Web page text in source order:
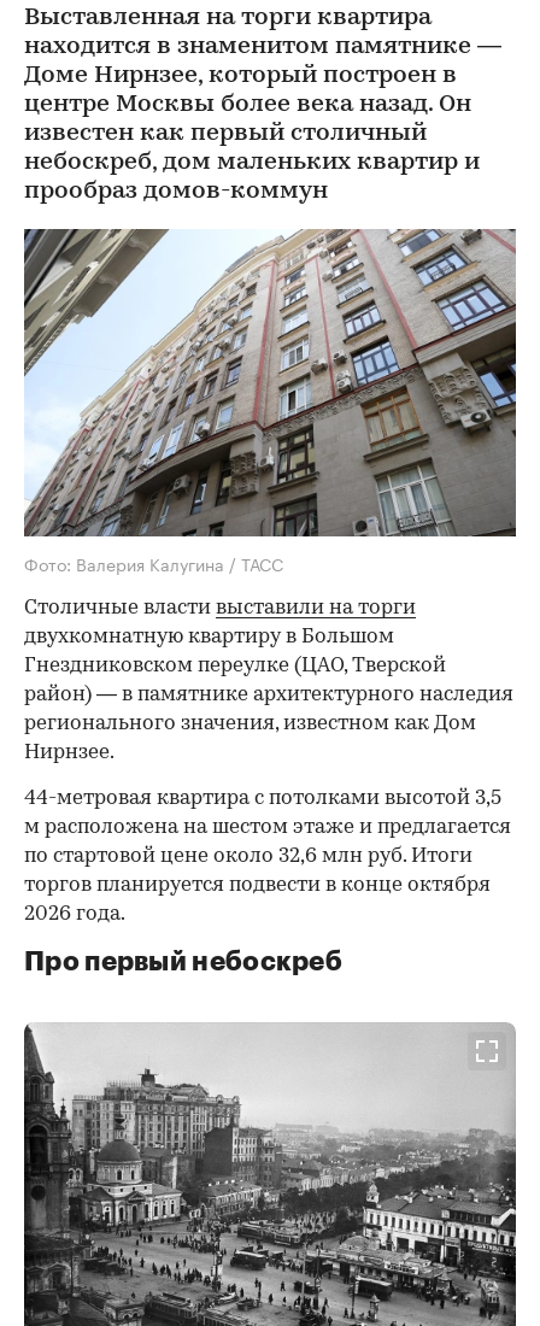
Выставленная на торги квартира
находится в знаменитом памятнике —
Доме Нирнзее, который построен в
центре Москвы более века назад. Он
известен как первый столичный
небоскреб, дом маленьких квартир и
прообраз домов-коммун
Фото: Валерия Калугина / ТАСС
Столичные власти выставили на торги
двухкомнатную квартиру в Большом
Гнездниковском переулке (ЦАО, Тверской
район) — в памятнике архитектурного наследия
регионального значения, известном как Дом
Нирнзее.
44-метровая квартира с потолками высотой 3,5
м расположена на шестом этаже и предлагается
по стартовой цене около 32,6 млн руб. Итоги
торгов планируется подвести в конце октября
2026 года.
Про первый небоскреб
00:00 / 00:00